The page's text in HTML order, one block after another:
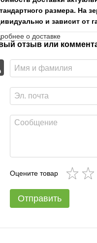
размера. На
и зависит от
о доставке
отзыв или
Оцените товар
Отправить